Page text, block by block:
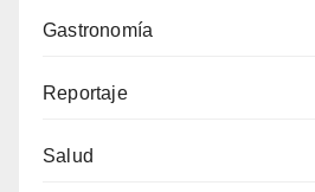
Gastronomía
Reportaje
Salud